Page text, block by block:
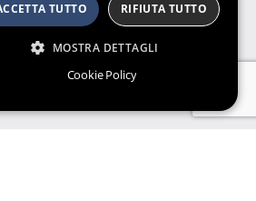
TUTTO RIFIUTA TUTTO
MOSTRA DETTAGLI
Cookie Policy